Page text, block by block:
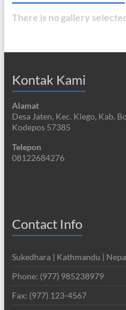
There is no gallery
Kontak Kami
Alamat
Desa Jaten, Kec. Klego, Kab.
Kodepos 57385
Telepon
08122684276
Contact Info
Sukedhara | Kathmandu |
Phone: (977) 985238979
Fax: (977) 123-4567